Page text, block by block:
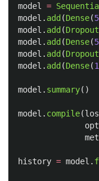
model =
model . add (Dense(
model . add (Dropout
model . add (Dense(
model . add (Dropout
model . add (Dense(
model . summary()
model . compile(
history = model .